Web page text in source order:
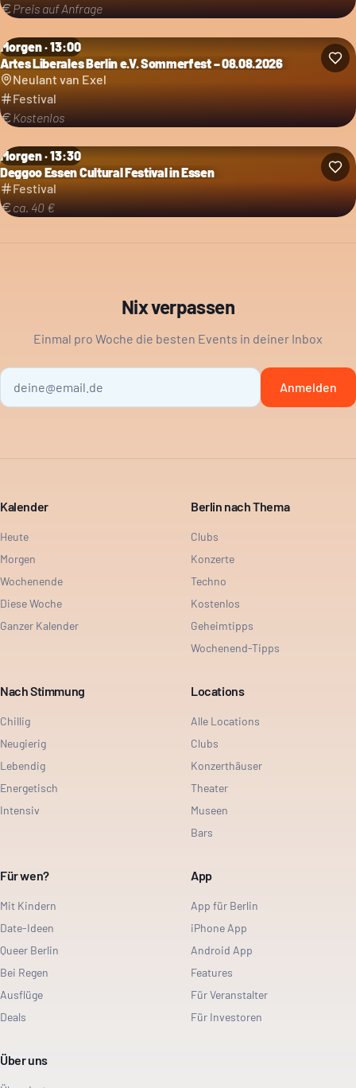
Preis auf Anfrage
Morgen · 13:00
Artes Liberales Berlin e.V. Sommerfest – 08.08.2026
Neulant van Exel
Festival
Kostenlos
Kategorie: Festival
Morgen · 13:30
Deggoo Essen Cultural Festival in Essen
Festival
ca. 40 €
Kategorie: Festival
Nix verpassen
Einmal pro Woche die besten Events in deiner Inbox
Anmelden
Kalender
Heute
Morgen
Wochenende
Diese Woche
Ganzer Kalender
Berlin nach Thema
Clubs
Konzerte
Techno
Kostenlos
Geheimtipps
Wochenend-Tipps
Nach Stimmung
Chillig
Neugierig
Lebendig
Energetisch
Intensiv
Locations
Alle Locations
Clubs
Konzerthäuser
Theater
Museen
Bars
Für wen?
Mit Kindern
Date-Ideen
Queer Berlin
Bei Regen
Ausflüge
Deals
App
App für Berlin
iPhone App
Android App
Features
Für Veranstalter
Für Investoren
Über uns